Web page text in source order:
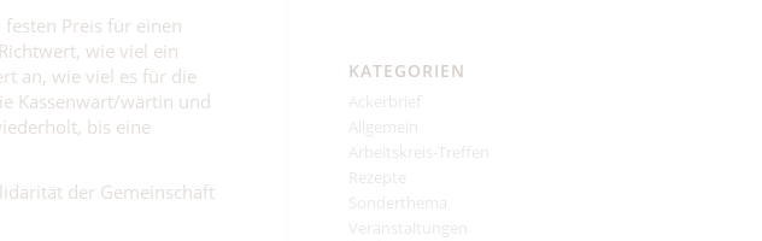
Preis für einen
wie viel ein
an, wie viel es für die
Kassenwart/wärtin und
bis eine
der Gemeinschaft
KATEGORIEN
Ackerbrief
Allgemein
Arbeitskreis-Treffen
Rezepte
Sonderthema
Veranstaltungen